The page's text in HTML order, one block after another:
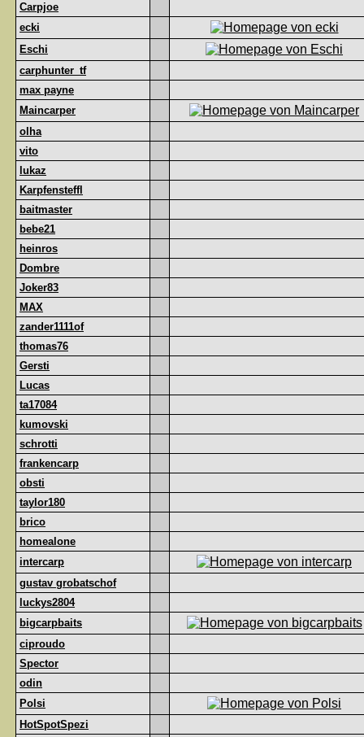
Carpjoe
ecki
Eschi
carphunter_tf
max payne
Maincarper
olha
vito
lukaz
Karpfensteffl
baitmaster
bebe21
heinros
Dombre
Joker83
MAX
zander1111of
thomas76
Gersti
Lucas
ta17084
kumovski
schrotti
frankencarp
obsti
taylor180
brico
homealone
intercarp
gustav grobatschof
luckys2804
bigcarpbaits
ciproudo
Spector
odin
Polsi
HotSpotSpezi